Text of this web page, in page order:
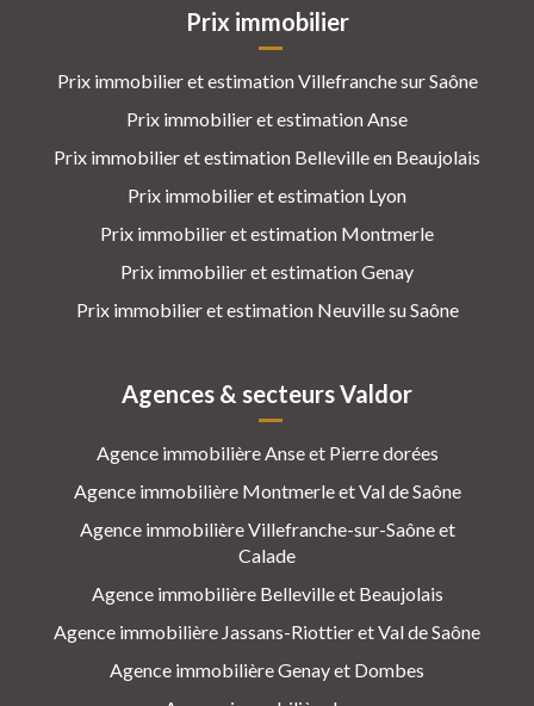
Prix immobilier
Prix immobilier et estimation Villefranche sur Saône
Prix immobilier et estimation Anse
Prix immobilier et estimation Belleville en Beaujolais
Prix immobilier et estimation Lyon
Prix immobilier et estimation Montmerle
Prix immobilier et estimation Genay
Prix immobilier et estimation Neuville su Saône
Agences & secteurs Valdor
Agence immobilière Anse et Pierre dorées
Agence immobilière Montmerle et Val de Saône
Agence immobilière Villefranche-sur-Saône et
Calade
Agence immobilière Belleville et Beaujolais
Agence immobilière Jassans-Riottier et Val de Saône
Agence immobilière Genay et Dombes